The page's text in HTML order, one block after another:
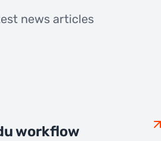
news articles
workflow